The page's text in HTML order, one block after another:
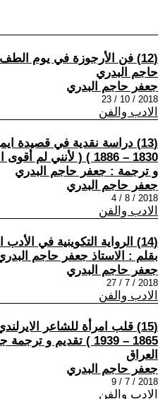
(12) فن الأرجوزة في يوم
حاجم البدري
جعفر حاجم البدري
2018 / 10 / 23
الادب والفن
(13) دراسة نقدية في قصيدة
1830 – 1886 ) ( لأنني
و ترجمة : جعفر حاجم البدري
جعفر حاجم البدري
2018 / 8 / 4
الادب والفن
(14) الرواية التكوينية في
بقلم : الاستاذ جعفر حاجم
جعفر حاجم البدري
2018 / 7 / 27
الادب والفن
(15) قلب امرأة للشاعر
1865 – 1939 ) تقديم و
العراق
جعفر حاجم البدري
2018 / 7 / 9
الادب والفن